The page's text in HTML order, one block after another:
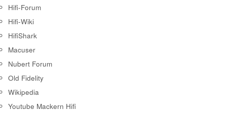
Hifi-Forum
Hifi-Wiki
HifiShark
Macuser
Nubert Forum
Old Fidelity
Wikipedia
Youtube Mackern Hifi